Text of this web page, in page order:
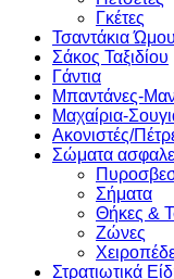
Γκέτες
Τσαντάκια
Σάκος Ταξιδίου
Γάντια
Μπαντάνες-
Μαχαίρια-
Ακονιστές/
Σώματα
Σήματα
Θήκες &
Ζώνες
Στρατιωτικά